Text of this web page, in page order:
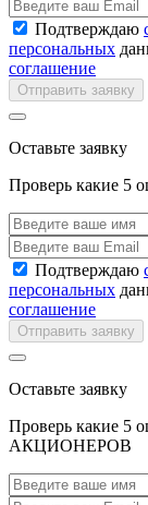
Подтверждаю
персональных
соглашение
Отправить заявку
Оставьте заявку
Проверь какие 5
Подтверждаю
персональных
соглашение
Отправить заявку
Оставьте заявку
Проверь какие 5
АКЦИОНЕРОВ